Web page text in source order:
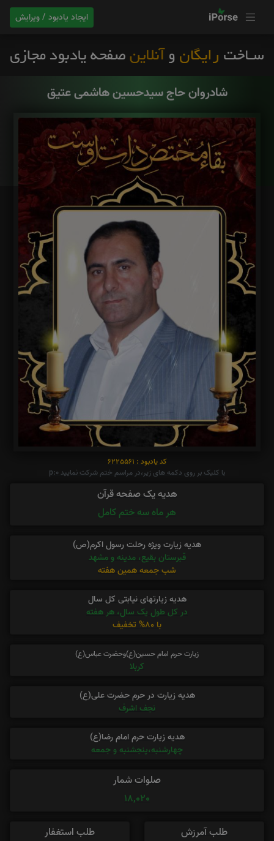
ایجاد یادبود / ویرایش
شادروان حاج سیدحسین هاشمی عتیق
کد یادبود : 6225561
با کلیک بر روی دکمه های زیر،در مراسم ختم شرکت نمایید p:0
هدیه یک صفحه قرآن
هر ماه سه ختم کامل
هدیه زیارت ویژه رحلت رسول اکرم(ص)
قبرستان بقیع، مدینه و مشهد
شب جمعه همین هفته
هدیه زیارتهای نیابتی کل سال
در کل طول یک سال، هر هفته
با 80% تخفیف
زیارت حرم امام حسین(ع)وحضرت عباس(ع)
کربلا
هدیه زیارت در حرم حضرت علی(ع)
نجف اشرف
هدیه زیارت حرم امام رضا(ع)
چهارشنبه،پنجشنبه و جمعه
صلوات شمار
18,020
طلب آمرزش
طلب استغفار